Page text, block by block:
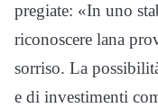
pregiate: «In uno
riconoscere lana
sorriso. La
e di investimenti